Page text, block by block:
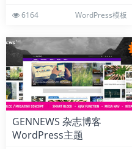
6164 WordPress模板
GENNEWS 杂志博客
WordPress主题